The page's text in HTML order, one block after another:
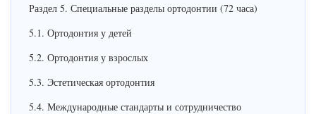
Раздел 5. Специальные разделы ортодонтии (72 часа)
5.1. Ортодонтия у детей
5.2. Ортодонтия у взрослых
5.3. Эстетическая ортодонтия
5.4. Международные стандарты и сотрудничество